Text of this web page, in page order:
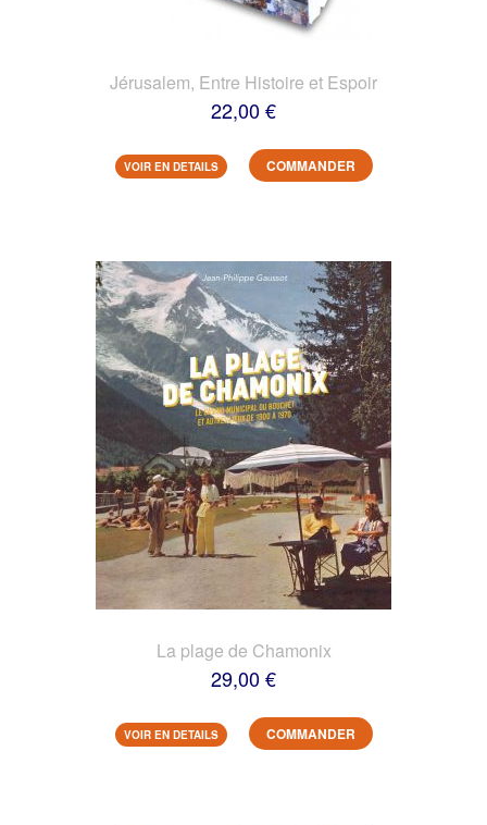
Jérusalem, Entre Histoire et Espoir
22,00 €
VOIR EN DETAILS COMMANDER
La plage de Chamonix
29,00 €
VOIR EN DETAILS COMMANDER